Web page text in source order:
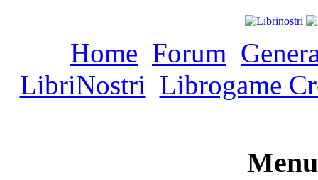
Home Forum
LibriNostri Librogame